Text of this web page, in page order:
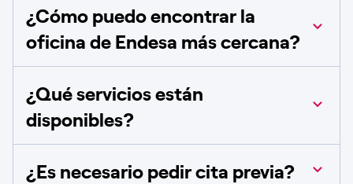
¿Cómo puedo encontrar la
oficina de Endesa más cercana?
¿Qué servicios están
disponibles?
¿Es necesario pedir cita previa?